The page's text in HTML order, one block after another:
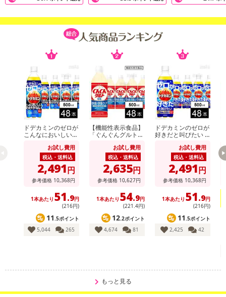
の掲載画像や画像内のバーコードなど、お届け商品と多少異なる場
合がございます。
また、[新たな加工食品の原料原産地表示制度]の経過措置期間の終
了により、商品詳細内に記載の原産国・原材料の表記が旧表記の場
合がございます。
によるお申込み後のキャンセル・返品交換は対応いたしかねます。
【お支払いについて】
※送料はお試し費用に含まれております。
※d払い、PayPay、au PAY、au PAY(auかんたん決済)、ソフトバン
クまとめて支払い、楽天ペイ、メルペイ、AEON Pay、Amazon Pa
yでお支払いの場合、決済のため外部サイトへ遷移します。
※予約商品は決済手段ごとに定められた決済期限日にお支払いを完
了することがございます。ご了承いただいたうえでお申し込みくだ
発送日カレンダー
ドデカミンのゼロが
こんなにおいしいわ
お試し費用
税込・送料込
2,491円
参考価格 10,368円
1本あたり 51.9円
(216円)
11.5ポイント
5,044
265
【機能性表示食品】
「ぐんぐんグルトα
お試し費用
税込・送料込
2,635円
参考価格 10,627円
1本あたり 54.9円
(221.4円)
12.2ポイント
4,674
81
ドデカミンのゼロが
好きだと叫びたい P
お試し費用
税込・送料込
2,491円
参考価格 10,368円
1本あたり 51.9円
(216円)
11.5ポイント
2,425
42
もっと見る